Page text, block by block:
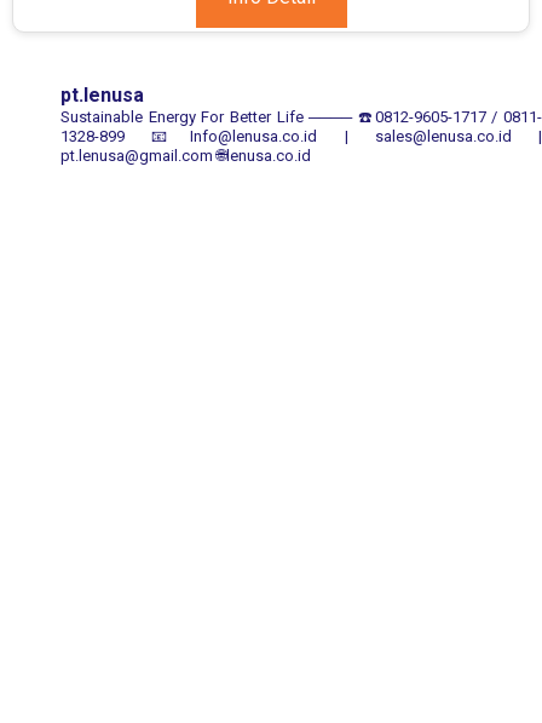
pt.lenusa
Sustainable Energy For Better Life────☎️0812-9605-1717 / 0811-
1328-899 📧Info@lenusa.co.id | sales@lenusa.co.id |
pt.lenusa@gmail.com 🌐lenusa.co.id